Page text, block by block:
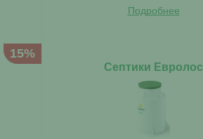
Подробнее
15%
Септики Евролос